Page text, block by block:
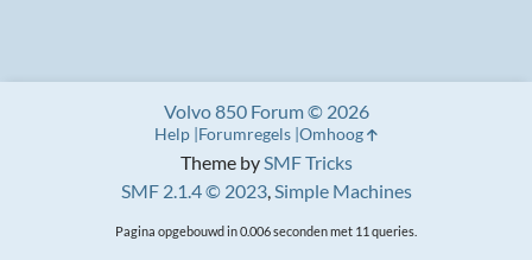
Theme bySMF Tricks
SMF 2.1.4 © 2023,Simple Machines
Volvo 850 Forum © 2026
Help Forumregels Omhoog
Pagina opgebouwd in 0.006 seconden met 11 queries.